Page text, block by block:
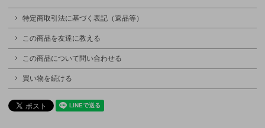
特定商取引法に基づく表記（返品等）
この商品を友達に教える
この商品について問い合わせる
買い物を続ける